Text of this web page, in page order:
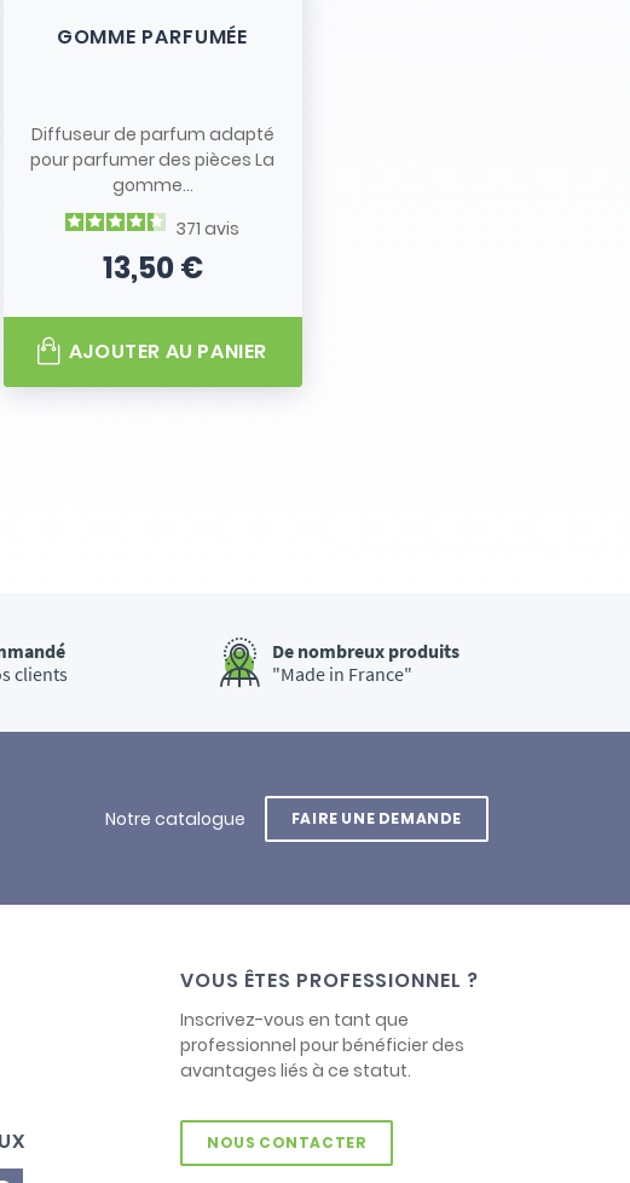
GOMME PARFUMÉE
Diffuseur de parfum adapté
pour parfumer des pièces La
gomme...
371 avis
Prix
13,50 €
AJOUTER AU PANIER
clients
De nombreux produits
"Made in France"
Notre catalogue FAIRE UNE DEMANDE
VOUS ÊTES PROFESSIONNEL ?
Inscrivez-vous en tant que
professionnel pour bénéficier des
avantages liés à ce statut.
NOUS CONTACTER